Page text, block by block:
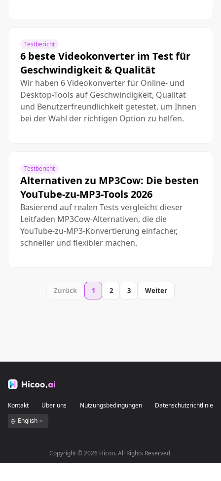
Testbericht
6 beste Videokonverter im Test für
Geschwindigkeit & Qualität
Wir haben 6 Videokonverter für Online- und
Desktop-Tools auf Geschwindigkeit, Qualität
und Benutzerfreundlichkeit getestet, um Ihnen
bei der Wahl der richtigen Option zu helfen.
Testbericht
Alternativen zu MP3Cow: Die besten
YouTube-zu-MP3-Tools 2026
Basierend auf realen Tests vergleicht dieser
Leitfaden MP3Cow-Alternativen, die die
YouTube-zu-MP3-Konvertierung einfacher,
schneller und flexibler machen.
Zurück 1 2 3 Weiter
Kontakt Über uns Nutzungsbedingungen
Datenschutzrichtlinie
English
Copyright ©2026 Hicoo. All Rights Reserved.